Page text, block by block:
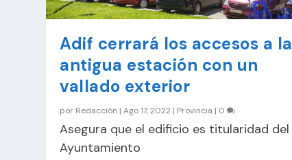
Adif cerrará los accesos a la
antigua estación con un
vallado exterior
por Redacción |Ago 17, 2022 | Provincia | 0
Asegura que el edificio es titularidad del
Ayuntamiento